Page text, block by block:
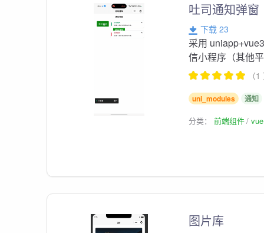
吐司通知弹窗
下载 23
采用
信小程序（其他
（
uni_modules 通知
分类：前端组件
图片库